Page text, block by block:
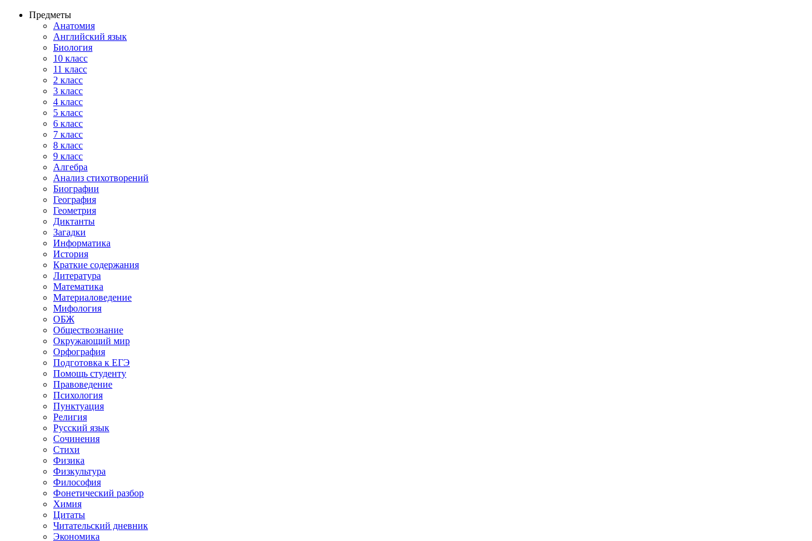
Предметы
Анатомия
Английский язык
Биология
10 класс
11 класс
2 класс
3 класс
4 класс
5 класс
6 класс
7 класс
8 класс
9 класс
Алгебра
Анализ стихотворений
Биографии
География
Геометрия
Диктанты
Загадки
Информатика
История
Краткие содержания
Литература
Математика
Материаловедение
Мифология
ОБЖ
Обществознание
Окружающий мир
Орфография
Подготовка к ЕГЭ
Помощь студенту
Правоведение
Психология
Пунктуация
Религия
Русский язык
Сочинения
Стихи
Физика
Физкультура
Философия
Фонетический разбор
Химия
Цитаты
Читательский дневник
Экономика